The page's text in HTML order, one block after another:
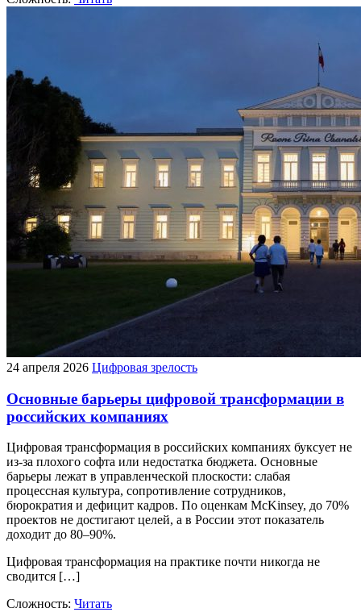
24 апреля 2026 Цифровая зрелость
Основные барьеры цифровой трансформации в
российских компаниях
Цифровая трансформация в российских компаниях буксует не
из-за плохого софта или недостатка бюджета. Основные
барьеры лежат в управленческой плоскости: слабая
процессная культура, сопротивление сотрудников,
бюрократия и дефицит кадров. По оценкам McKinsey, до 70%
проектов не достигают целей, а в России этот показатель
доходит до 80–90%.
Цифровая трансформация на практике почти никогда не
сводится […]
Сложность: Читать